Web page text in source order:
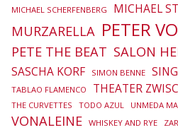
MICHAEL SCHERFENBERG
MICHAEL
MURZARELLA PETER
PETE THE BEAT SALON
SASCHA KORF SIMON BENNE
TABLAO FLAMENCO THEATER
THE CURVETTES TODO AZUL UNMEDA
VONALEINE WHISKEY AND RYE